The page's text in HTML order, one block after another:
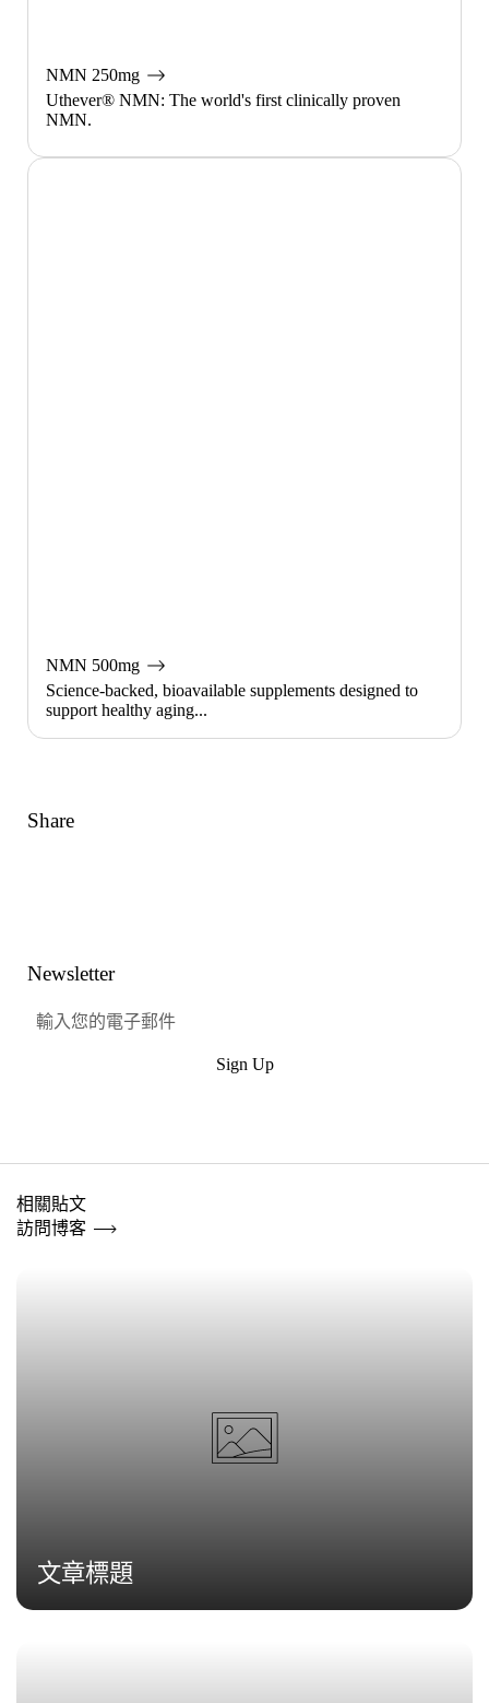
Share
Newsletter
提交
Sign Up
NMN 250mg
Uthever® NMN: The world's first clinically proven
NMN.
NMN 500mg
Science-backed, bioavailable supplements designed to
support healthy aging...
相關貼文
訪問博客
文章標題